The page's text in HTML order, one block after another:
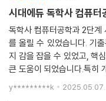
시대에듀 독학사 컴퓨터
독학사 컴퓨터공학과 2단계
를 올릴 수 있었습니다. 기
지 감을 잡을 수 있었고, 핵
큰 도움이 되었습니다.특히
다. 무엇을 공부해야 할지
적으로 학습할
y*********k 2025.05.07.